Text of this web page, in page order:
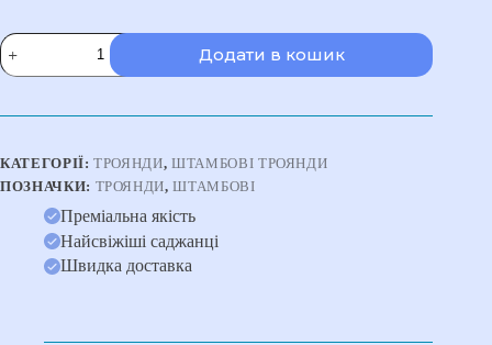
Штамбова
троянда
Blue
(Блю
Додати в кошик
КАТЕГОРІЇ:ТРОЯНДИ,ШТАМБОВІ ТРОЯНДИ
ПОЗНАЧКИ: ТРОЯНДИ,ШТАМБОВІ
Преміальна якість
Найсвіжіші саджанці
Швидка доставка